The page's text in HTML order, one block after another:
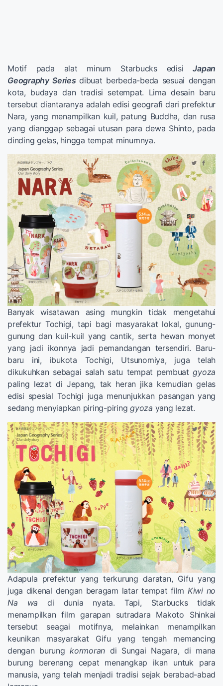
Motif pada alat minum Starbucks edisiJapan
Geography Series dibuat berbeda-beda sesuai dengan
kota, budaya dan tradisi setempat. Lima desain baru
tersebut diantaranya adalah edisi geografi dari prefektur
Nara, yang menampilkan kuil, patung Buddha, dan rusa
yang dianggap sebagai utusan para dewa Shinto, pada
dinding gelas, hingga tempat minumnya.
Banyak wisatawan asing mungkin tidak mengetahui
prefektur Tochigi, tapi bagi masyarakat lokal, gunung-
gunung dan kuil-kuil yang cantik, serta hewan monyet
yang jadi ikonnya jadi pemandangan tersendiri. Baru-
baru ini, ibukota Tochigi, Utsunomiya, juga telah
dikukuhkan sebagai salah satu tempat pembuatgyoza
paling lezat di Jepang, tak heran jika kemudian gelas
edisi spesial Tochigi juga menunjukkan pasangan yang
sedang menyiapkan piring-piring gyoza yang lezat.
Adapula prefektur yang terkurung daratan, Gifu yang
juga dikenal dengan beragam latar tempat film Kiwi no
Na wa di dunia nyata. Tapi, Starbucks tidak
menampilkan film garapan sutradara Makoto Shinkai
tersebut seagai motifnya, melainkan menampilkan
keunikan masyarakat Gifu yang tengah memancing
dengan burungkormoran di Sungai Nagara, di mana
burung berenang cepat menangkap ikan untuk para
manusia, yang telah menjadi tradisi sejak berabad-abad